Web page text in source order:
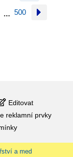
… 500
Editovat
reklamní prvky
a med